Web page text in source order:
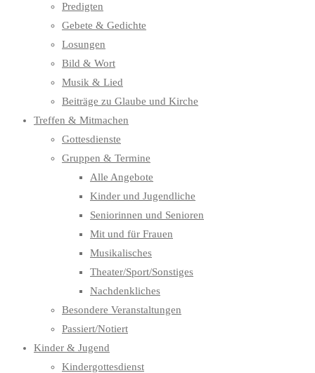
Predigten
Gebete & Gedichte
Losungen
Bild & Wort
Musik & Lied
Beiträge zu Glaube und Kirche
Treffen & Mitmachen
Gottesdienste
Gruppen & Termine
Alle Angebote
Kinder und Jugendliche
Seniorinnen und Senioren
Mit und für Frauen
Musikalisches
Theater/Sport/Sonstiges
Nachdenkliches
Besondere Veranstaltungen
Passiert/Notiert
Kinder & Jugend
Kindergottesdienst